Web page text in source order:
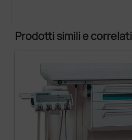
Prodotti simili e correlati